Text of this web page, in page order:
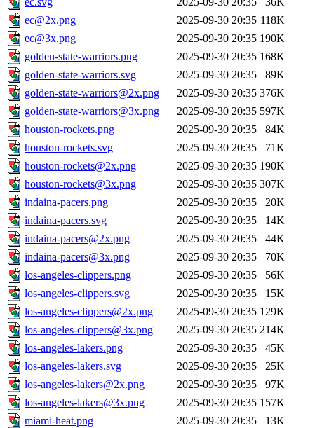
ec@2x.png
2025-09-30 20:35 118K
ec@3x.png
2025-09-30 20:35 190K
golden-state-warriors.png
2025-09-30 20:35 168K
golden-state-warriors.svg
2025-09-30 20:35
89K
golden-state-warriors@2x.png
2025-09-30 20:35 376K
golden-state-warriors@3x.png
2025-09-30 20:35 597K
houston-rockets.png
2025-09-30 20:35
84K
houston-rockets.svg
2025-09-30 20:35
71K
houston-rockets@2x.png
2025-09-30 20:35 190K
houston-rockets@3x.png
2025-09-30 20:35 307K
indaina-pacers.png
2025-09-30 20:35
20K
indaina-pacers.svg
2025-09-30 20:35
14K
indaina-pacers@2x.png
2025-09-30 20:35
44K
indaina-pacers@3x.png
2025-09-30 20:35
70K
los-angeles-clippers.png
2025-09-30 20:35
56K
los-angeles-clippers.svg
2025-09-30 20:35
15K
los-angeles-clippers@2x.png
2025-09-30 20:35 129K
los-angeles-clippers@3x.png
2025-09-30 20:35 214K
los-angeles-lakers.png
2025-09-30 20:35
45K
los-angeles-lakers.svg
2025-09-30 20:35
25K
los-angeles-lakers@2x.png
2025-09-30 20:35
97K
los-angeles-lakers@3x.png
2025-09-30 20:35 157K
miami-heat.png
2025-09-30 20:35
13K